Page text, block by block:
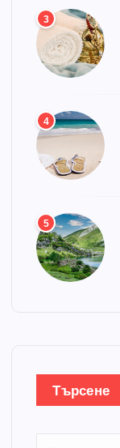
3
4
5
Търсене